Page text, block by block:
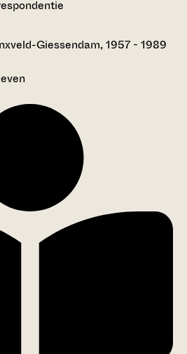
Giessendam, 1957 - 1989